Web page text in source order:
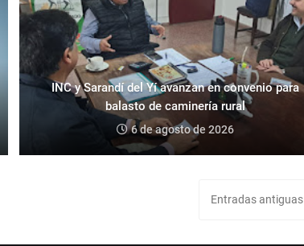
INC y Sarandí del Yí avanzan en convenio para
balasto de caminería rural
6 de agosto de 2026
Entradas antiguas